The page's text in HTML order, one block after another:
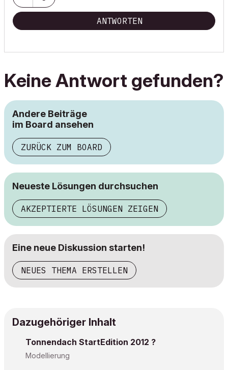
ANTWORTEN
Keine Antwort gefunden?
Andere Beiträge
im Board ansehen
ZURÜCK ZUM BOARD
Neueste Lösungen durchsuchen
AKZEPTIERTE LÖSUNGEN ZEIGEN
Eine neue Diskussion starten!
NEUES THEMA ERSTELLEN
Dazugehöriger Inhalt
Tonnendach StartEdition 2012 ?
Modellierung